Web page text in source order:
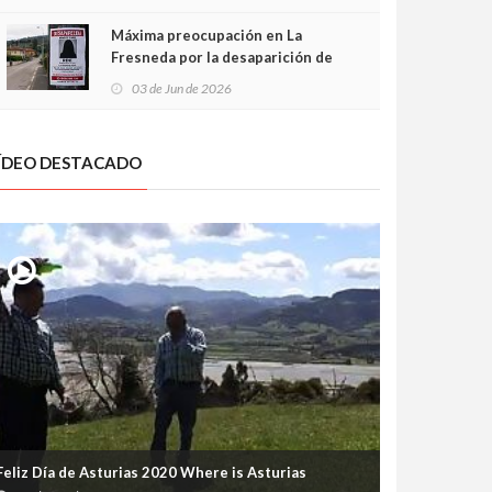
Máxima preocupación en La
Fresneda por la desaparición de
03 de Jun de 2026
DESTACADO
Día de Asturias 2020 Where is Asturias